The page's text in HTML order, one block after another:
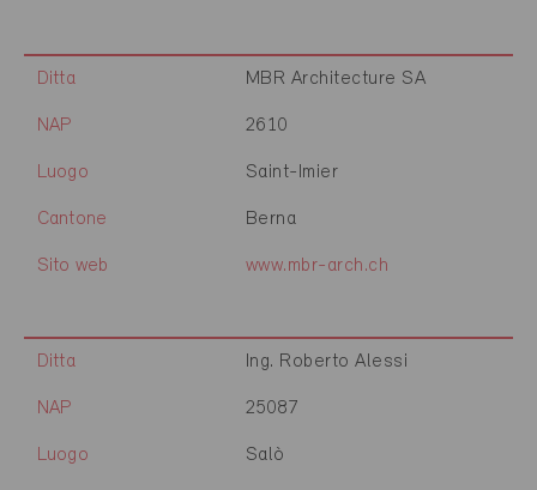
Ditta MBR Architecture SA
NAP 2610
Luogo Saint-Imier
Cantone Berna
Sito web www.mbr-arch.ch
Ditta Ing. Roberto Alessi
NAP 25087
Luogo Salò